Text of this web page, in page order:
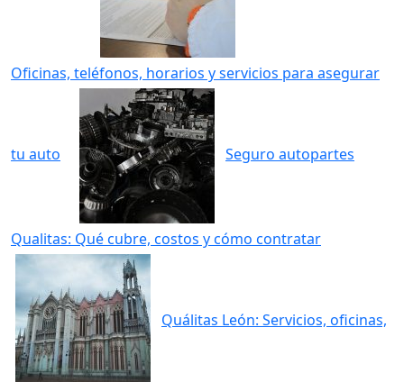
Oficinas, teléfonos, horarios y servicios para asegurar
tu auto Seguro autopartes
Qualitas: Qué cubre, costos y cómo contratar
Quálitas León: Servicios, oficinas,